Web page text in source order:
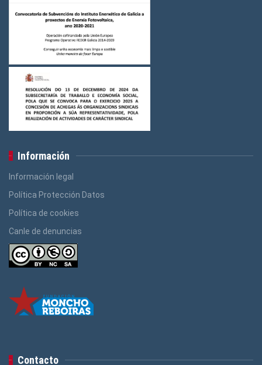
Información
Información legal
Política Protección Datos
Política de cookies
Canle de denuncias
Contacto